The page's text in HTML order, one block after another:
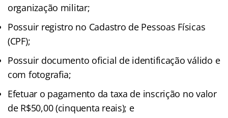
organização militar;
Possuir registro no Cadastro de Pessoas Físicas
(CPF);
Possuir documento oficial de identificação válido e
com fotografia;
Efetuar o pagamento da taxa de inscrição no valor
de R$50,00 (cinquenta reais); e